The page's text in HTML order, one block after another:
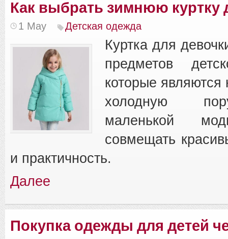
Как выбрать зимнюю куртку
1 May Детская одежда
Куртка для
предметов
которые
холодную
маленькой
совмещать
и практичность.
Далее
Покупка одежды для детей